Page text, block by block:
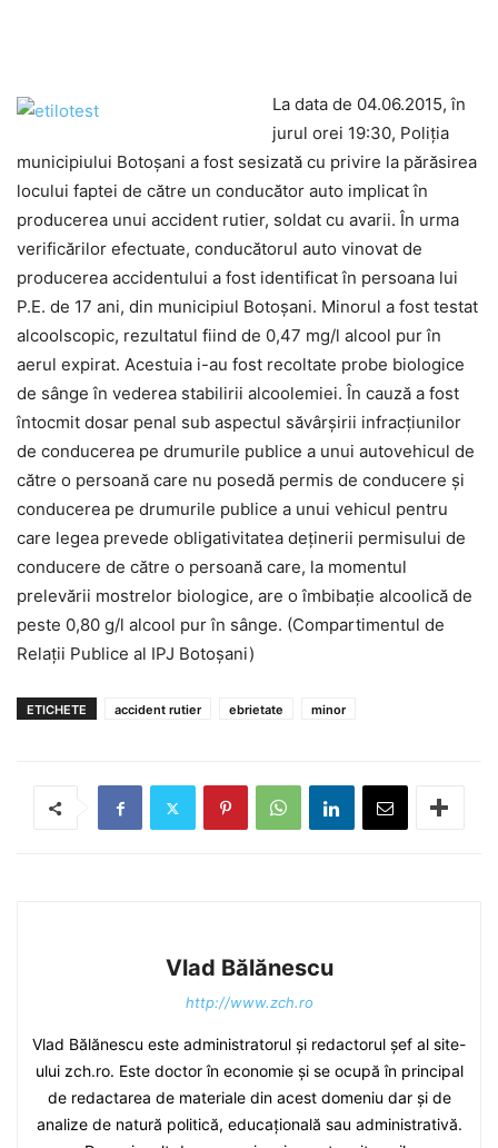
La data de 04.06.2015, în
jurul orei 19:30, Poliţia
municipiului Botoşani a fost sesizată cu privire la părăsirea
locului faptei de către un conducător auto implicat în
producerea unui accident rutier, soldat cu avarii. În urma
verificărilor efectuate, conducătorul auto vinovat de
producerea accidentului a fost identificat în persoana lui
P.E. de 17 ani, din municipiul Botoşani. Minorul a fost testat
alcoolscopic, rezultatul fiind de 0,47 mg/l alcool pur în
aerul expirat. Acestuia i-au fost recoltate probe biologice
de sânge în vederea stabilirii alcoolemiei. În cauză a fost
întocmit dosar penal sub aspectul săvârşirii infracţiunilor
de conducerea pe drumurile publice a unui autovehicul de
către o persoană care nu posedă permis de conducere și
conducerea pe drumurile publice a unui vehicul pentru
care legea prevede obligativitatea deținerii permisului de
conducere de către o persoană care, la momentul
prelevării mostrelor biologice, are o îmbibație alcoolică de
peste 0,80 g/l alcool pur în sânge. (Compartimentul de
Relații Publice al IPJ Botoșani)
ETICHETE accident rutier ebrietate minor
Vlad Bălănescu
http://www.zch.ro
Vlad Bălănescu este administratorul și redactorul șef al site-
ului zch.ro. Este doctor în economie și se ocupă în principal
de redactarea de materiale din acest domeniu dar și de
analize de natură politică, educațională sau administrativă.